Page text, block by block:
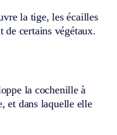
la tige, les écailles
certains végétaux.
la cochenille à
et dans laquelle elle